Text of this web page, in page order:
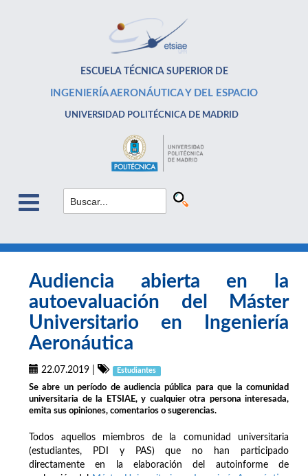
ESCUELA TÉCNICA SUPERIOR DE
INGENIERÍA AERONÁUTICA Y DEL ESPACIO
UNIVERSIDAD POLITÉCNICA DE MADRID
Audiencia abierta en la
autoevaluación del Máster
Universitario en Ingeniería
Aeronáutica
22.07.2019 Estudiantes
Se abre un período de audiencia pública para que la comunidad
universitaria de la ETSIAE, y cualquier otra persona interesada,
emita sus opiniones, comentarios o sugerencias.
Todos aquellos miembros de la comunidad universitaria
(estudiantes, PDI y PAS) que no han participado
directamente en la elaboración del autoinforme de